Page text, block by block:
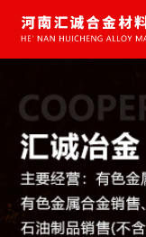
关于我们
产品中心
行业新闻
留言反馈